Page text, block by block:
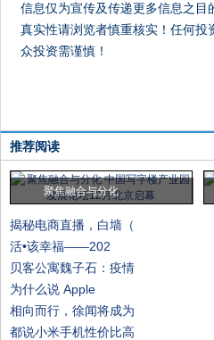
信息仅为宣传及传递更多信息之目
真实性请浏览者慎重核实！任何投
众投资需谨慎！
推荐阅读
聚焦融合与分化
揭秘电商直播，白墙（
活•该幸福——202
贝客公寓魏子石：疫情
为什么说 Apple
相向而行，徐闻将成为
都说小米手机性价比高